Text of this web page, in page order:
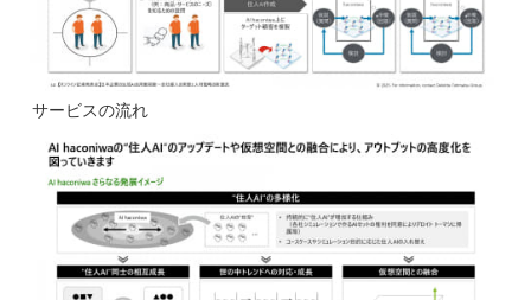
サービスの流れ